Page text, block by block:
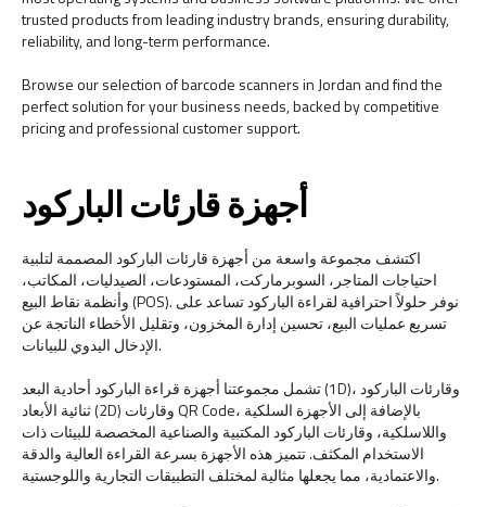
trusted products from leading industry brands, ensuring durability,
reliability, and long-term performance.
Browse our selection of barcode scanners in Jordan and find the
perfect solution for your business needs, backed by competitive
pricing and professional customer support.
أجهزة قارئات الباركود
اكتشف مجموعة واسعة من أجهزة قارئات الباركود المصممة لتلبية
احتياجات المتاجر، السوبرماركت، المستودعات، الصيدليات، المكاتب،
وأنظمة نقاط البيع (POS). نوفر حلولاً احترافية لقراءة الباركود تساعد على
تسريع عمليات البيع، تحسين إدارة المخزون، وتقليل الأخطاء الناتجة عن
الإدخال اليدوي للبيانات.
تشمل مجموعتنا أجهزة قراءة الباركود أحادية البعد (1D)، وقارئات الباركود
ثنائية الأبعاد (2D) وقارئات QR Code، بالإضافة إلى الأجهزة السلكية
واللاسلكية، وقارئات الباركود المكتبية والصناعية المخصصة للبيئات ذات
الاستخدام المكثف. تتميز هذه الأجهزة بسرعة القراءة العالية والدقة
والاعتمادية، مما يجعلها مثالية لمختلف التطبيقات التجارية واللوجستية.